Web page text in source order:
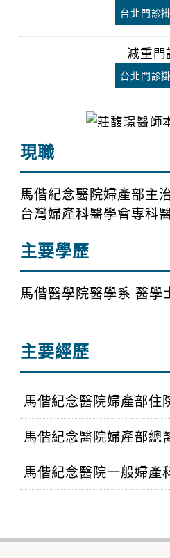
台北門診
減重門
台北門診
現職
馬偕紀念醫院婦產部主
台灣婦產科醫學會專科
主要學歷
馬偕醫學院醫學系 醫學
主要經歷
馬偕紀念醫院婦產部住
馬偕紀念醫院婦產部總
馬偕紀念醫院一般婦產